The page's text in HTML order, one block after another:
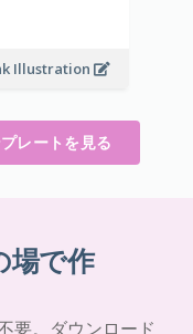
Illustration
レートを見る
場で作
要。ダウンロード